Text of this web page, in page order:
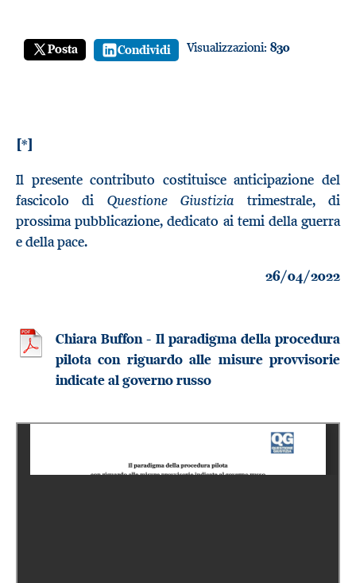
Posta Condividi Visualizzazioni: 830
[*]
Il presente contributo costituisce anticipazione del
fascicolo di Questione Giustizia trimestrale, di
prossima pubblicazione, dedicato ai temi della guerra
e della pace.
26/04/2022
Chiara Buffon - Il paradigma della procedura
pilota con riguardo alle misure provvisorie
indicate al governo russo